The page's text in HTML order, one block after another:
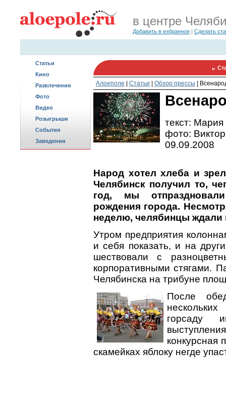
в центре
Добавить в избранное | Сделать
Статьи
Кино
Развлечения
Фото
Видео
Розыгрыши
События
Заведения
Алоеполе Статьи Обзор прессы
текст:
фото:
09.09.2008
Народ хотел хлеба и
Челябинск получил то,
год, мы
рождения города.
неделю, челябинцы ждали
Утром предприятия
и себя показать, и на
шествовали с
корпоративными стягами.
Челябинска на трибуне
После
горсаду
конкурсная
скамейках яблоку негде